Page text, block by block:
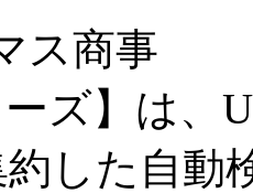
ス商事
ーズ】は
した自動